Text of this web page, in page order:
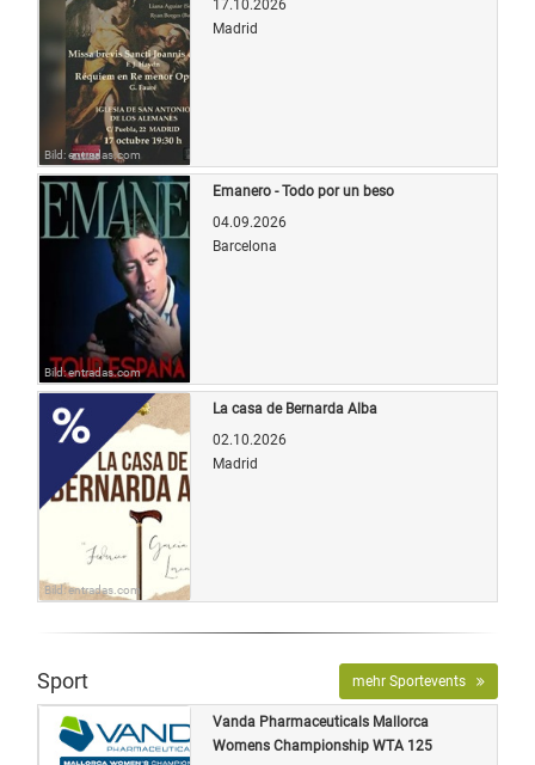
Bild: entradas.com
17.10.2026
Madrid
Bild: entradas.com
Emanero - Todo por un beso
04.09.2026
Barcelona
Bild: entradas.com
La casa de Bernarda Alba
02.10.2026
Madrid
Sport mehr Sportevents
Vanda Pharmaceuticals Mallorca
Womens Championship WTA 125